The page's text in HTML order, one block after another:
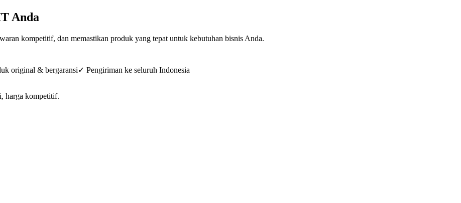
Anda
kompetitif, dan memastikan produk yang tepat untuk kebutuhan bisnis Anda.
original & bergaransi✓ Pengiriman ke seluruh Indonesia
harga kompetitif.